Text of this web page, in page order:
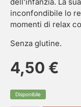
dell’infanzia. La
inconfondibile lo
momenti di relax
Senza glutine.
4,50 €
Disponibile